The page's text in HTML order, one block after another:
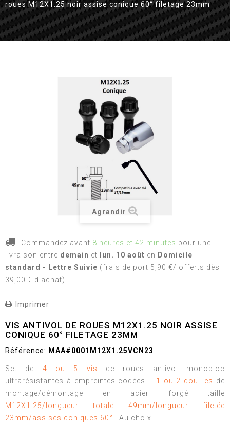
roues M12X1.25 noir assise conique 60° filetage 23mm
Agrandir
Commandez avant 8 heures et 42 minutes pour une
livraison entre demain et lun. 10 août en Domicile
standard - Lettre Suivie (frais de port 5,90 €/ offerts dès
39,00 € d'achat)
Imprimer
VIS ANTIVOL DE ROUES M12X1.25 NOIR ASSISE
CONIQUE 60° FILETAGE 23MM
Référence: MAA#0001M12X1.25VCN23
Set de 4 ou 5 vis de roues antivol monobloc
ultrarésistantes à empreintes codées + 1 ou 2 douilles de
montage/démontage en acier forgé taille
M12X1.25/longueur totale 49mm/longueur filetée
23mm/assises coniques 60°
| Au choix.